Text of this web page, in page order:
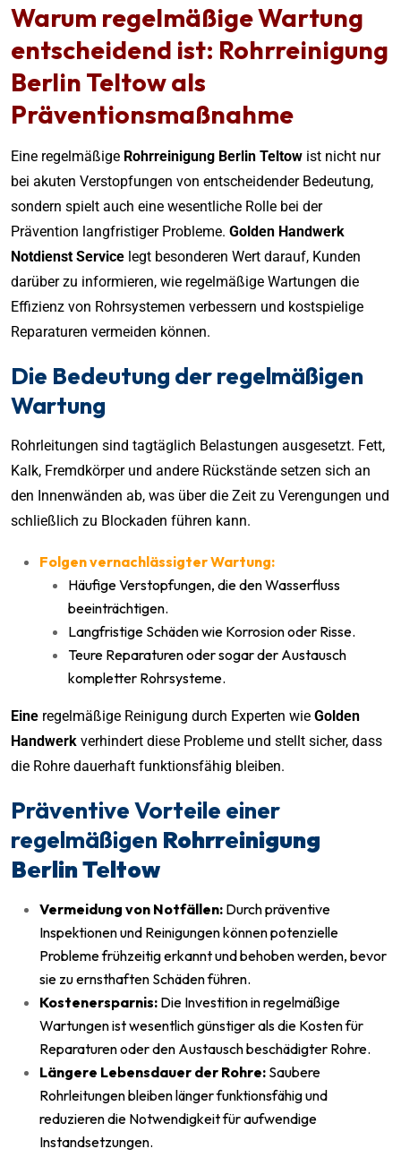
Warum regelmäßige Wartung
entscheidend ist: Rohrreinigung
Berlin Teltowals
Präventionsmaßnahme
Eine regelmäßige Rohrreinigung Berlin Teltow ist nicht nur
bei akuten Verstopfungen von entscheidender Bedeutung,
sondern spielt auch eine wesentliche Rolle bei der
Prävention langfristiger Probleme. Golden Handwerk
Notdienst Service legt besonderen Wert darauf, Kunden
darüber zu informieren, wie regelmäßige Wartungen die
Effizienz von Rohrsystemen verbessern und kostspielige
Reparaturen vermeiden können.
Die Bedeutung der regelmäßigen
Wartung
Rohrleitungen sind tagtäglich Belastungen ausgesetzt. Fett,
Kalk, Fremdkörper und andere Rückstände setzen sich an
den Innenwänden ab, was über die Zeit zu Verengungen und
schließlich zu Blockaden führen kann.
Folgen vernachlässigter Wartung:
Häufige Verstopfungen, die den Wasserfluss
beeinträchtigen.
Langfristige Schäden wie Korrosion oder Risse.
Teure Reparaturen oder sogar der Austausch
kompletter Rohrsysteme.
Eine regelmäßige Reinigung durch Experten wie Golden
Handwerk verhindert diese Probleme und stellt sicher, dass
die Rohre dauerhaft funktionsfähig bleiben.
Präventive Vorteile einer
regelmäßigen Rohrreinigung
Berlin Teltow
Vermeidung von Notfällen: Durch präventive
Inspektionen und Reinigungen können potenzielle
Probleme frühzeitig erkannt und behoben werden, bevor
sie zu ernsthaften Schäden führen.
Kostenersparnis: Die Investition in regelmäßige
Wartungen ist wesentlich günstiger als die Kosten für
Reparaturen oder den Austausch beschädigter Rohre.
Längere Lebensdauer der Rohre: Saubere
Rohrleitungen bleiben länger funktionsfähig und
reduzieren die Notwendigkeit für aufwendige
Instandsetzungen.